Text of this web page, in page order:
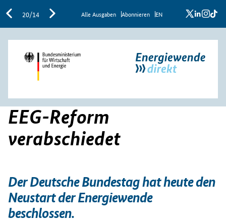
20/14 Al­le Aus­ga­ben Abon­nie­ren EN x
EEG-Reform
verabschiedet
Der Deutsche Bundestag hat heute den
Neustart der Energiewende
beschlossen.